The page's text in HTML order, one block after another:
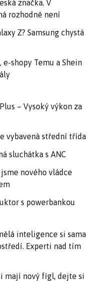
značka. V
rozhodně není
Z? Samsung chystá
e-shopy Temu a Shein
– Vysoký výkon za
vybavená střední třída
sluchátka s ANC
nového vládce
s powerbankou
inteligence si sama
Experti nad tím
mají nový fígl, dejte si